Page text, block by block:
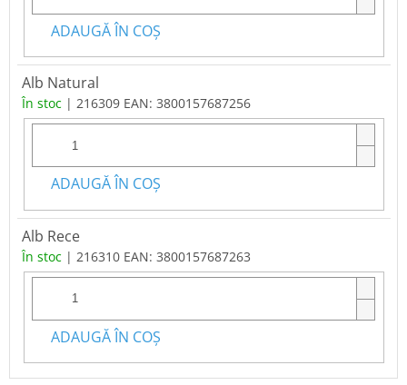
ADAUGĂ ÎN COŞ
Alb Natural
În stoc | 216309 EAN: 3800157687256
ADAUGĂ ÎN COŞ
Alb Rece
În stoc | 216310 EAN: 3800157687263
ADAUGĂ ÎN COŞ